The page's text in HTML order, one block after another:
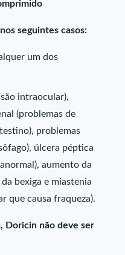
seguintes casos:
um dos
intraocular),
(problemas de
problemas
úlcera péptica
aumento da
bexiga e miastenia
que causa fraqueza).
Doricin não deve ser